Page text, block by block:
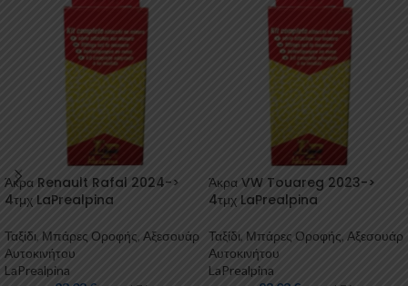
Άκρα Renault Rafal 2024->
4τμχ LaPrealpina
Ταξίδι Μπάρες Οροφής Αξεσουάρ
Αυτοκινήτου
LaPrealpina
Άκρα VW Touareg 2023->
4τμχ LaPrealpina
Ταξίδι, Μπάρες Οροφής, Αξεσουάρ
Αυτοκινήτου
LaPrealpina